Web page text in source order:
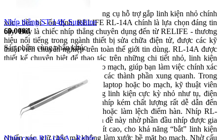
Nếu bạn đang tìm kiếm một dụng cụ hỗ trợ gắp linh kiện nhỏ chính
xác - bền bỉ - ổn định, RELIFE RL-14A chính là lựa chọn đáng tin
cậy. Đây là chiếc nhíp thẳng chuyên dụng đến từ RELIFE - thương
hiệu nổi tiếng trong ngành thiết bị sửa chữa điện tử, được các kỹ
thuật viên chuyên nghiệp trên toàn thế giới tin dùng. RL-14A được
thiết kế chuyên biệt để thao tác trên những chi tiết nhỏ, linh kiện
SMD hoặc các vị trí hẹp trên bo mạch, giúp bạn làm việc chính xác
mà không làm ảnh hưởng đến các thành phần xung quanh. Trong
quá trình sửa chữa điện thoại, laptop hoặc bo mạch, kỹ thuật viên
thường phải thao tác với những linh kiện cực kỳ nhỏ như tụ, điện
trở, chân IC… Việc sử dụng nhíp kém chất lượng rất dễ dẫn đến
trượt tay, cong chân linh kiện hoặc làm lệch điểm hàn. Nhíp RL-
14A giúp giải quyết triệt để vấn đề này nhờ phần đầu nhíp được gia
công thẳng, mỏng và có độ khít cao, cho khả năng “bắt” linh kiện
chuẩn xác, giữ chắc mà không làm xước bề mặt bo mạch. Nhờ cấu
Nhíp thẳng ST-14K Sunshine
60.000đ
Sản phẩm cùng phân khúc
Nhíp cong RL-14SA - Relife